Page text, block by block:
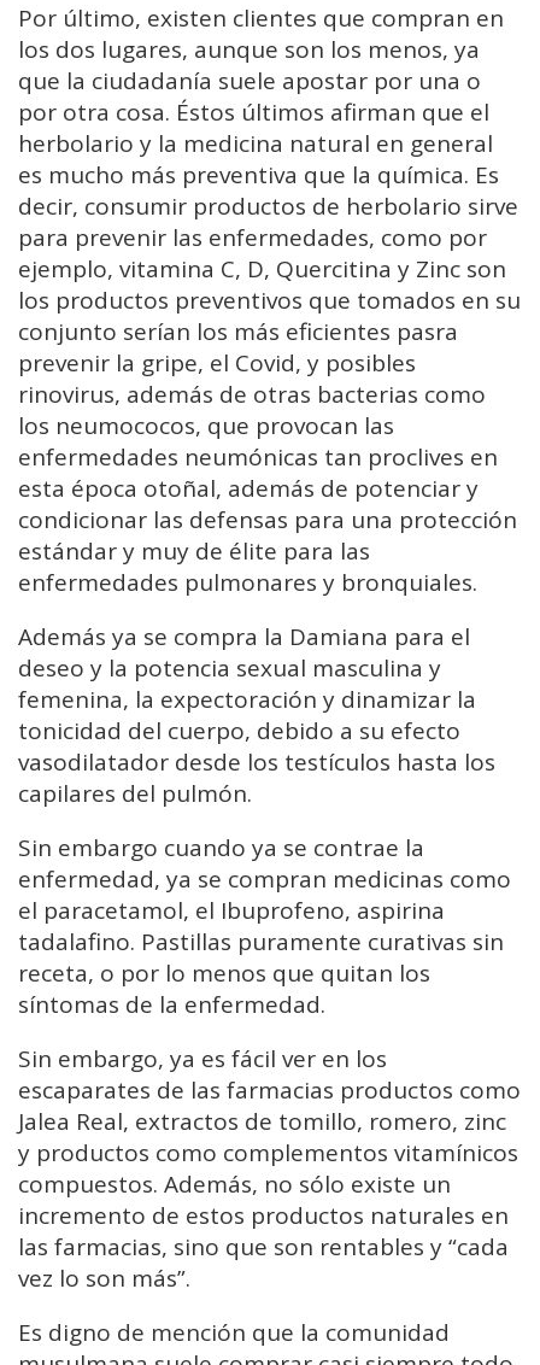
Por último, existen clientes que compran en
los dos lugares, aunque son los menos, ya
que la ciudadanía suele apostar por una o
por otra cosa. Éstos últimos afirman que el
herbolario y la medicina natural en general
es mucho más preventiva que la química. Es
decir, consumir productos de herbolario sirve
para prevenir las enfermedades, como por
ejemplo, vitamina C, D, Quercitina y Zinc son
los productos preventivos que tomados en su
conjunto serían los más eficientes pasra
prevenir la gripe, el Covid, y posibles
rinovirus, además de otras bacterias como
los neumococos, que provocan las
enfermedades neumónicas tan proclives en
esta época otoñal, además de potenciar y
condicionar las defensas para una protección
estándar y muy de élite para las
enfermedades pulmonares y bronquiales.
Además ya se compra la Damiana para el
deseo y la potencia sexual masculina y
femenina, la expectoración y dinamizar la
tonicidad del cuerpo, debido a su efecto
vasodilatador desde los testículos hasta los
capilares del pulmón.
Sin embargo cuando ya se contrae la
enfermedad, ya se compran medicinas como
el paracetamol, el Ibuprofeno, aspirina
tadalafino. Pastillas puramente curativas sin
receta, o por lo menos que quitan los
síntomas de la enfermedad.
Sin embargo, ya es fácil ver en los
escaparates de las farmacias productos como
Jalea Real, extractos de tomillo, romero, zinc
y productos como complementos vitamínicos
compuestos. Además, no sólo existe un
incremento de estos productos naturales en
las farmacias, sino que son rentables y “cada
vez lo son más”.
Es digno de mención que la comunidad